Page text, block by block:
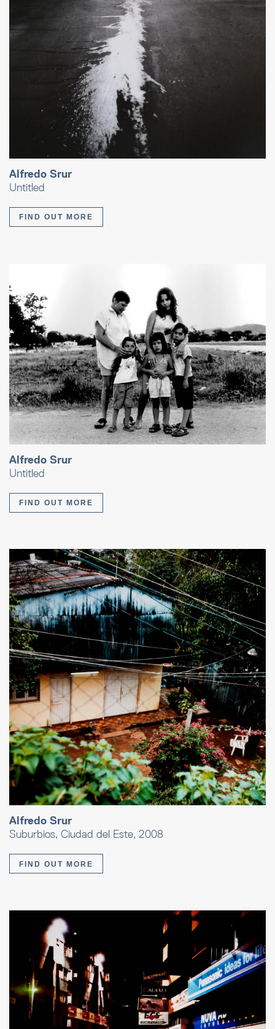
Alfredo Srur
Untitled
FIND OUT MORE
Alfredo Srur
Untitled
FIND OUT MORE
Alfredo Srur
Suburbios, Ciudad del Este, 2008
FIND OUT MORE